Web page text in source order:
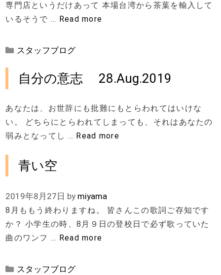
専門店というだけあって 本場台湾から茶葉を輸入して
いるそうで … Read more
カ
ゴ
リ
スタッフブログ
自分の意志 28.Aug.2019
あなたは、お世辞にも批難にもとらわれてはいけな
い。 どちらにとらわれてしまっても、それはあなたの
弱みとなってし … Read more
青い空
2019年8月27日 by miyama
8月ももう終わりますね。 皆さんこの歌詞ご存知です
か？ 小学生の時、8月９日の登校日で必ず歌っていた
曲のワンフ … Read more
カ
スタッフブログ